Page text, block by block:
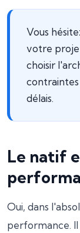
Vous
votre
choisir
délais.
Le natif
Oui, dans
performance.